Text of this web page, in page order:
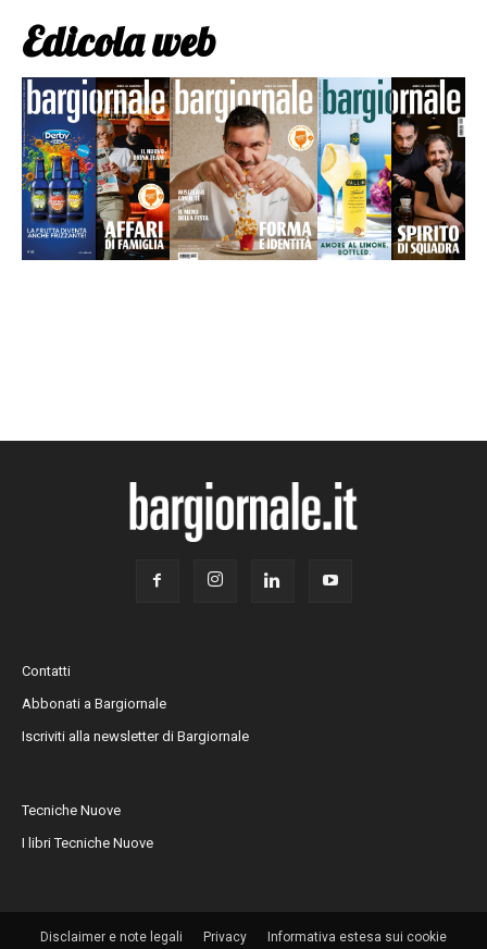
Edicola web
Contatti
Abbonati a Bargiornale
Iscriviti alla newsletter di Bargiornale
Tecniche Nuove
I libri Tecniche Nuove
Disclaimer e note legali Privacy Informativa estesa sui cookie